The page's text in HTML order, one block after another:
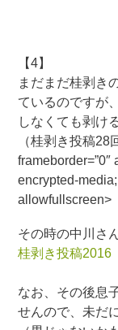
【4】
まだまだ桂剥き
ているのですが
しなくても剥け
（桂剥き投稿
encrypted-
allowfullscreen>
その時の中川さ
桂剥き投稿
なお、その後息
せんので、未だ